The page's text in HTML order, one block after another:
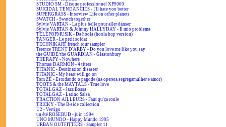
STUDIO SM - Disque professionnel XP9000
SUICIDAL TENDANCIES - I'll hate you better
SUPERGRASS - Interview Life on other planets
SWATCH - Swatch together
Sylvie VARTAN - La plus belle pour aller danser
Sylvie VARTAN & Johnny HALLYDAY - Il mio problema
TÉLÉPOPMUSIK - Da hoola (hoola hop version)
TANGER - Le petit soldat
TECHNIKART french tour sampler
Terence TRENT D'ARBY - Do you love me like you say
the GUIDE/the GUARDIAN - Glastonbury
THERAPY - Nowhere
Thomas DARMON - 4 titres
TITANIC - Destination disaster
TITANIC - My heart will go on
Tom ZÉ - Estudando o pagode (na opereta segregamulher e amor)
TOOTS & the MAYTALS - True love
TOTALGAZ - Jazz Bossa
TOTALGAZ - Latino Salsa
TRACTION AILLEURS - Faut qu'ça roule
TRICKY - The B-side collection
U2 - Vertigo
un été ROSEBUD - juin 1994
UNO MUNDO - Happy Mundo 1995
URBAN OUTFITTERS - Sampler 11